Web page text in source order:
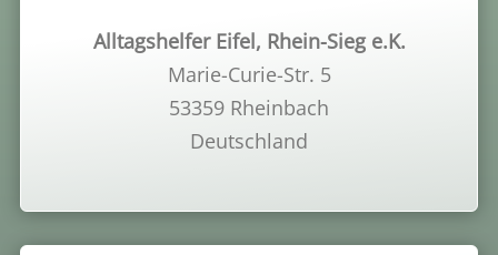
Alltagshelfer Eifel, Rhein-Sieg e.K.
Marie-Curie-Str. 5
53359 Rheinbach
Deutschland